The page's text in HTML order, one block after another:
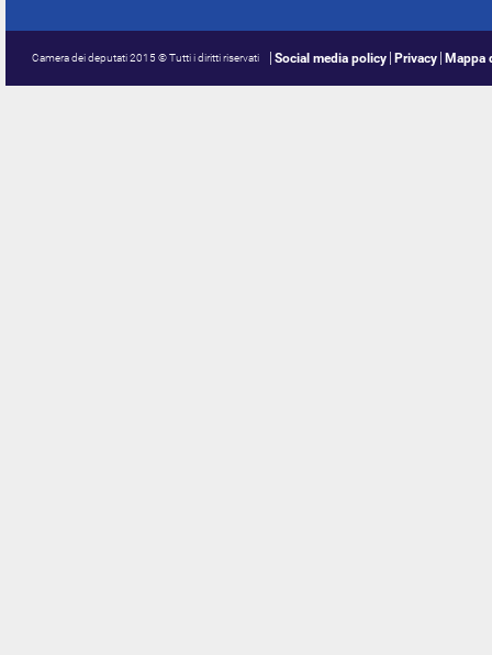
Camera dei deputati 2015 © Tutti i diritti riservati Social media policy Privacy Mappa